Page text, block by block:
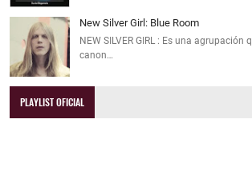
New Silver Girl: Blue Room
NEW SILVER GIRL : Es una agrupación
canon…
PLAYLIST OFICIAL